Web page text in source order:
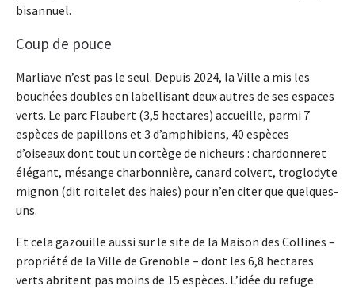
bisannuel.
Coup de pouce
Marliave n’est pas le seul. Depuis 2024, la Ville a mis les
bouchées doubles en labellisant deux autres de ses espaces
verts. Le parc Flaubert (3,5 hectares) accueille, parmi 7
espèces de papillons et 3 d’amphibiens, 40 espèces
d’oiseaux dont tout un cortège de nicheurs : chardonneret
élégant, mésange charbonnière, canard colvert, troglodyte
mignon (dit roitelet des haies) pour n’en citer que quelques-
uns.
Et cela gazouille aussi sur le site de la Maison des Collines –
propriété de la Ville de Grenoble – dont les 6,8 hectares
verts abritent pas moins de 15 espèces. L’idée du refuge